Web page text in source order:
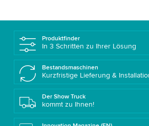
Produktfinder
In 3 Schritten zu Ihrer Lösung
Bestandsmaschinen
Kurzfristige Lieferung &
Der Show Truck
kommt zu Ihnen!